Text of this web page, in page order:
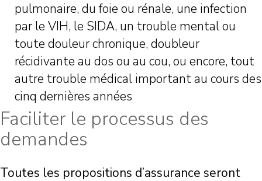
pulmonaire, du foie ou rénale, une infection
par le VIH, le SIDA, un trouble mental ou
toute douleur chronique, doubleur
récidivante au dos ou au cou, ou encore, tout
autre trouble médical important au cours des
cinq dernières années
Faciliter le processus des
demandes
Toutes les propositions d’assurance seront